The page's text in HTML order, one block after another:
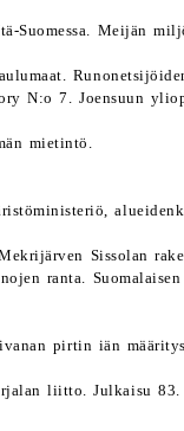
Suomessa. Meijän
N:o 7. Joensuun
mietintö.
Sissolan
ranta.
pirtin iän
liitto. Julkaisu 83.